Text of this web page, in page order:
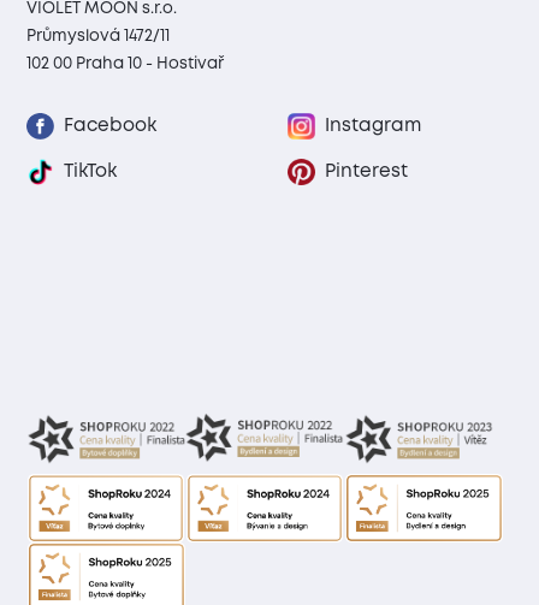
VIOLET MOON s.r.o.
Průmyslová 1472/11
102 00 Praha 10 - Hostivař
Facebook Instagram
TikTok Pinterest